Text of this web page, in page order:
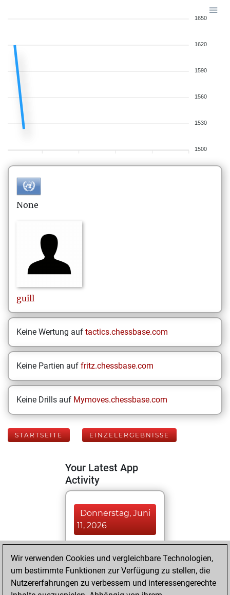
1650
1620
1590
1560
1530
1500
None
guill
Keine Wertung auf tactics.chessbase.com
Keine Partien auf fritz.chessbase.com
Keine Drills auf Mymoves.chessbase.com
STARTSEITE EINZELERGEBNISSE
Your Latest App
Activity
Donnerstag, Juni
11, 2026
You played 11
blitz games
Play
You scored +0
=1 -10 in blitz
Wir verwenden Cookies und vergleichbare Technologien,
um bestimmte Funktionen zur Verfügung zu stellen, die
Nutzererfahrungen zu verbessern und interessengerechte